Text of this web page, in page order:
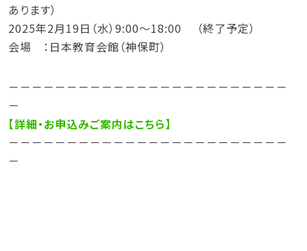
あります）
2025年2月19日（水）9:00～18:00 （終了予定）
会場 ：日本教育会館（神保町）
－－－－－－－－－－－－－－－－－－－－－－－－
－
【詳細・お申込みご案内はこちら】
－－－－－－－－－－－－－－－－－－－－－－－－
－